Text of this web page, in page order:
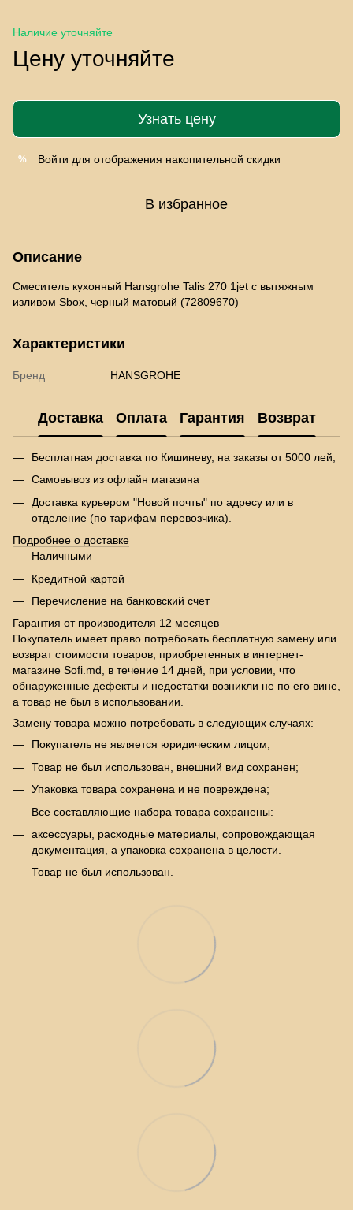
Наличие уточняйте
Цену уточняйте
Узнать цену
% Войти для отображения накопительной скидки
В избранное
Описание
Смеситель кухонный Hansgrohe Talis 270 1jet с вытяжным
изливом Sbox, черный матовый (72809670)
Характеристики
Бренд HANSGROHE
Доставка Оплата Гарантия Возврат
Бесплатная доставка по Кишиневу, на заказы от 5000 лей;
Самовывоз из офлайн магазина
Доставка курьером "Новой почты" по адресу или в
отделение (по тарифам перевозчика).
Подробнее о доставке
Наличными
Кредитной картой
Перечисление на банковский счет
Гарантия от производителя 12 месяцев
Покупатель имеет право потребовать бесплатную замену или
возврат стоимости товаров, приобретенных в интернет-
магазине Sofi.md, в течение 14 дней, при условии, что
обнаруженные дефекты и недостатки возникли не по его вине,
а товар не был в использовании.
Замену товара можно потребовать в следующих случаях:
Покупатель не является юридическим лицом;
Товар не был использован, внешний вид сохранен;
Упаковка товара сохранена и не повреждена;
Все составляющие набора товара сохранены:
аксессуары, расходные материалы, сопровождающая
документация, а упаковка сохранена в целости.
Товар не был использован.